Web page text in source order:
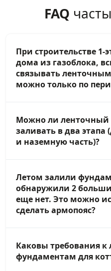
FAQ
При строительстве
дома из газоблока,
связывать
можно только по
Можно ли
заливать в два этапа
и наземную часть)?
Летом залили
обнаружили 2
еще нет. Это можно
сделать армопояс?
Каковы требования
фундаментам для